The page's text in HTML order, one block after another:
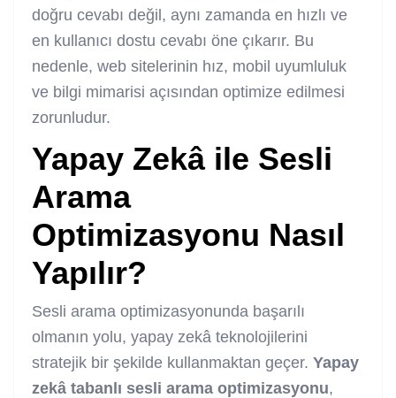
doğru cevabı değil, aynı zamanda en hızlı ve
en kullanıcı dostu cevabı öne çıkarır. Bu
nedenle, web sitelerinin hız, mobil uyumluluk
ve bilgi mimarisi açısından optimize edilmesi
zorunludur.
Yapay Zekâ ile Sesli
Arama
Optimizasyonu Nasıl
Yapılır?
Sesli arama optimizasyonunda başarılı
olmanın yolu, yapay zekâ teknolojilerini
stratejik bir şekilde kullanmaktan geçer. Yapay
zekâ tabanlı sesli arama optimizasyonu,